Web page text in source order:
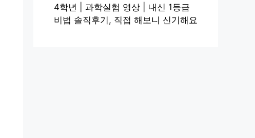
4학년 | 과학실험 영상 | 내신 1등급
비법 솔직후기, 직접 해보니 신기해요